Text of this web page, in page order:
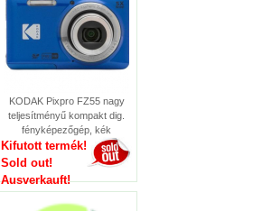
KODAK Pixpro FZ55 nagy
teljesítményű kompakt dig.
fényképezőgép, kék
Kifutott termék!
Sold out!
Ausverkauft!